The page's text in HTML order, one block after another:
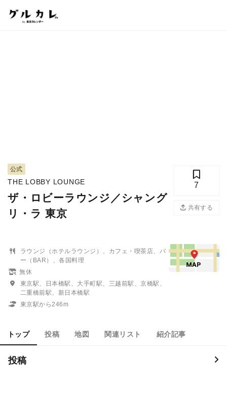
公式
THE LOBBY LOUNGE
ザ・ロビーラウンジ／シャング
リ・ラ 東京
7
共有する
ラウンジ（ホテルラウンジ）、カフェ・喫茶店、バ
ー（BAR）、各国料理
無休
東京駅、日本橋駅、大手町駅、三越前駅、京橋駅、
二重橋前駅、新日本橋駅
東京駅から246m
トップ 投稿 地図 関連リスト 紹介記事
投稿